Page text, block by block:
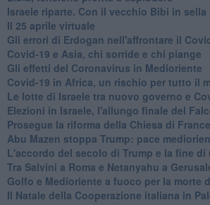
Israele riparte. Con il vecchio Bibi in sella
Il 25 aprile virtuale
Gli errori di Erdogan nell'affrontare il
Covid-19 e Asia, chi sorride e chi piange
Gli effetti del Coronavirus in Medioriente
Covid-19 in Africa, un rischio per tutto il
Le lotte di Israele tra nuovo governo e
Elezioni in Israele, l'allungo finale del
Prosegue la riforma della Chiesa di
Abu Mazen stoppa Trump: pace
L'accordo del secolo di Trump e la fine di
Tra Salvini a Roma e Netanyahu a
Golfo e Medioriente a fuoco per la morte
Il Natale della Cooperazione italiana in